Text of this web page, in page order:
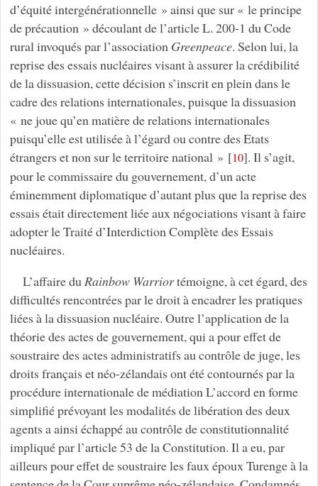
d’équité intergénérationnelle » ainsi que sur « le principe
de précaution » découlant de l’article L. 200-1 du Code
rural invoqués par l’association Greenpeace. Selon lui, la
reprise des essais nucléaires visant à assurer la crédibilité
de la dissuasion, cette décision s’inscrit en plein dans le
cadre des relations internationales, puisque la dissuasion
« ne joue qu’en matière de relations internationales
puisqu’elle est utilisée à l’égard ou contre des Etats
étrangers et non sur le territoire national » [10]. Il s’agit,
pour le commissaire du gouvernement, d’un acte
éminemment diplomatique d’autant plus que la reprise des
essais était directement liée aux négociations visant à faire
adopter le Traité d’Interdiction Complète des Essais
nucléaires.
L’affaire duRainbow Warriortémoigne, à cet égard, des
difficultés rencontrées par le droit à encadrer les pratiques
liées à la dissuasion nucléaire. Outre l’application de la
théorie des actes de gouvernement, qui a pour effet de
soustraire des actes administratifs au contrôle de juge, les
droits français et néo-zélandais ont été contournés par la
procédure internationale de médiation L’accord en forme
simplifié prévoyant les modalités de libération des deux
agents a ainsi échappé au contrôle de constitutionnalité
impliqué par l’article 53 de la Constitution. Il a eu, par
ailleurs pour effet de soustraire les faux époux Turenge à la